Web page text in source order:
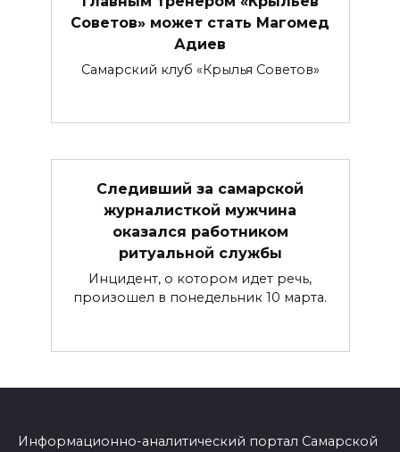
Советов» может стать Магомед
Адиев
Самарский клуб «Крылья Советов»
Следивший за самарской
журналисткой мужчина
оказался работником
ритуальной службы
Инцидент, о котором идет речь,
произошел в понедельник 10 марта.
Информационно-аналитический портал Самарской